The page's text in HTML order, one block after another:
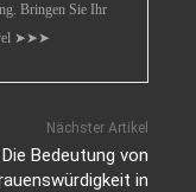
Bringen Sie Ihr
➤➤➤
Nächster Artikel
Die Bedeutung von
in